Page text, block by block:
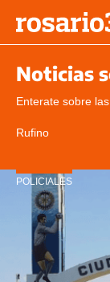
Noticias
Enterate sobre
Rufino
POLICIALES